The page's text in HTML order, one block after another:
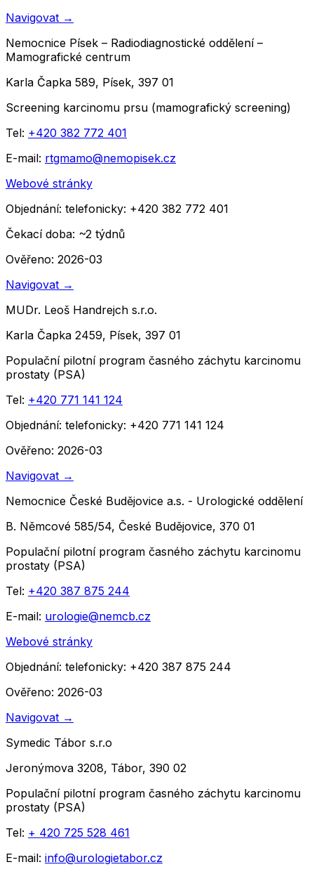
Navigovat →
Nemocnice Písek – Radiodiagnostické oddělení –
Mamografické centrum
Karla Čapka 589, Písek, 397 01
Screening karcinomu prsu (mamografický screening)
Tel: +420 382 772 401
E-mail: rtgmamo@nemopisek.cz
Webové stránky
Objednání: telefonicky: +420 382 772 401
Čekací doba: ~2 týdnů
Ověřeno: 2026-03
Navigovat →
MUDr. Leoš Handrejch s.r.o.
Karla Čapka 2459, Písek, 397 01
Populační pilotní program časného záchytu karcinomu
prostaty (PSA)
Tel: +420 771 141 124
Objednání: telefonicky: +420 771 141 124
Ověřeno: 2026-03
Navigovat →
Nemocnice České Budějovice a.s. - Urologické oddělení
B. Němcové 585/54, České Budějovice, 370 01
Populační pilotní program časného záchytu karcinomu
prostaty (PSA)
Tel: +420 387 875 244
E-mail: urologie@nemcb.cz
Webové stránky
Objednání: telefonicky: +420 387 875 244
Ověřeno: 2026-03
Navigovat →
Symedic Tábor s.r.o
Jeronýmova 3208, Tábor, 390 02
Populační pilotní program časného záchytu karcinomu
prostaty (PSA)
Tel: + 420 725 528 461
E-mail: info@urologietabor.cz